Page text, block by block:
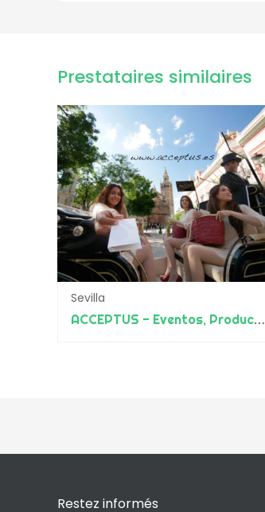
Prestataires similaires
Sevilla
ACCEPTUS - Eventos, Producciones y Diseño
Restez informés